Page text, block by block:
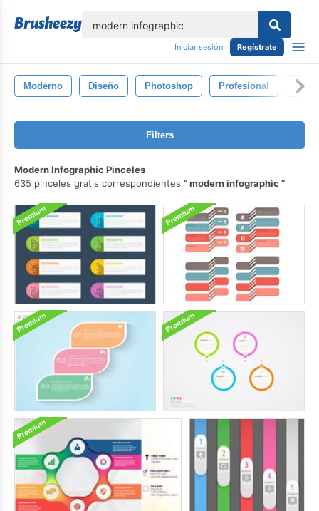
Iniciar sesión Regístrate
Moderno Diseño Photoshop Profesional
Filters
Modern Infographic Pinceles
635 pinceles gratis correspondientes
modern infographic